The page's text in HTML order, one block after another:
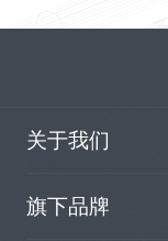
关于我们
旗下品牌